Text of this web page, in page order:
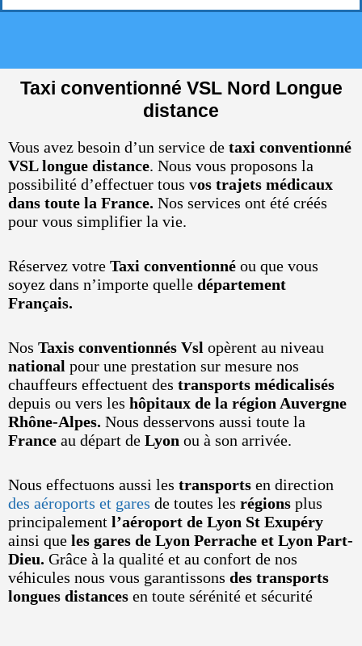
Taxi conventionné VSL Nord Longue
distance
Vous avez besoin d’un service de taxi conventionné
VSL longue distance. Nous vous proposons la
possibilité d’effectuer tous vos trajets médicaux
dans toute la France. Nos services ont été créés
pour vous simplifier la vie.
Réservez votre Taxi conventionné ou que vous
soyez dans n’importe quelle département
Français.
Nos Taxis conventionnés Vsl opèrent au niveau
national pour une prestation sur mesure nos
chauffeurs effectuent des transports médicalisés
depuis ou vers les hôpitaux de la région Auvergne
Rhône-Alpes. Nous desservons aussi toute la
France au départ de Lyon ou à son arrivée.
Nous effectuons aussi les transports en direction
des aéroports et gares de toutes les régions plus
principalement l’aéroport de Lyon St Exupéry
ainsi que les gares de Lyon Perrache et Lyon Part-
Dieu. Grâce à la qualité et au confort de nos
véhicules nous vous garantissons des transports
longues distances en toute sérénité et sécurité